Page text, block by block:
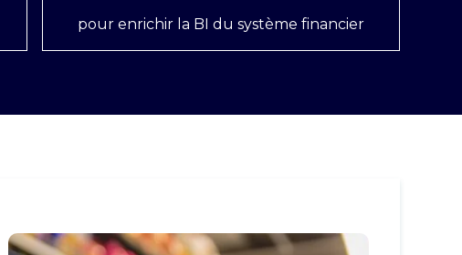
pour enrichir la BI du système financier